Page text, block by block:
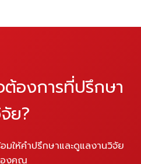
องการที่ปรึกษา
ย?
มให้คำปรึกษาและดูแลงานวิจัย
งคุณ